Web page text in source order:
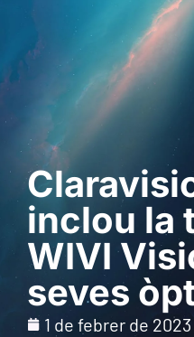
inclou la
WIVI
seves
1 de febrer de 2023